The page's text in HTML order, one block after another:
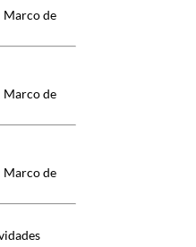
Marco de
Marco de
Marco de